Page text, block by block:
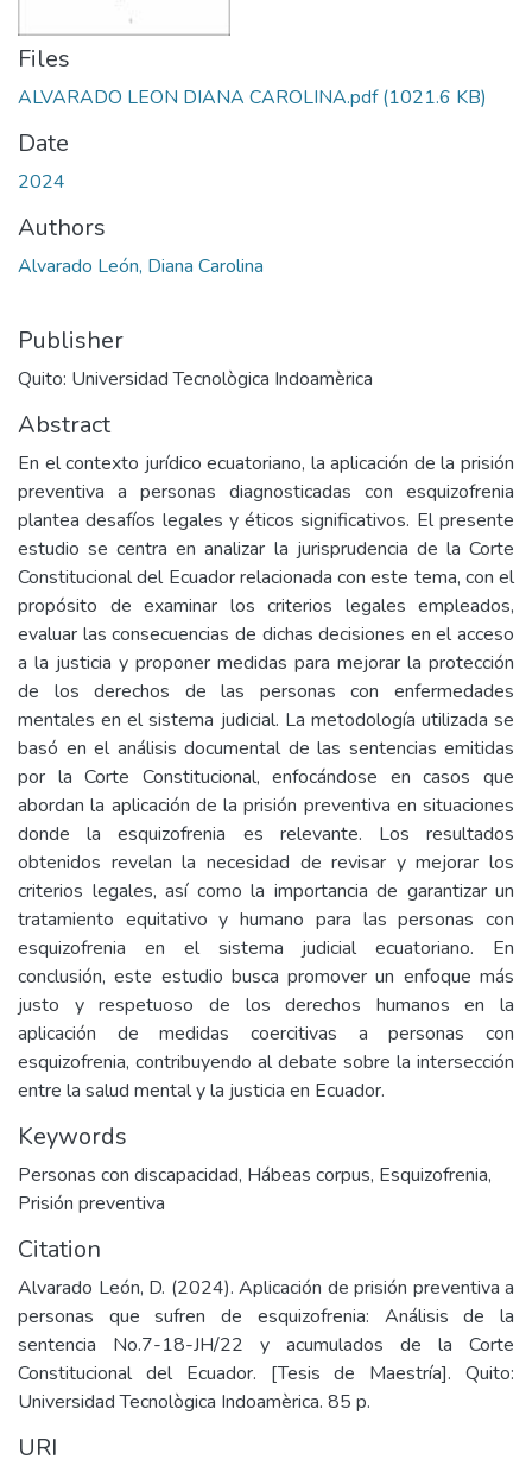
Files
ALVARADO LEON DIANA CAROLINA.pdf(1021.6 KB)
Date
2024
Authors
Alvarado León, Diana Carolina
Publisher
Quito: Universidad Tecnològica Indoamèrica
Abstract
En el contexto jurídico ecuatoriano, la aplicación de la prisión
preventiva a personas diagnosticadas con esquizofrenia
plantea desafíos legales y éticos significativos. El presente
estudio se centra en analizar la jurisprudencia de la Corte
Constitucional del Ecuador relacionada con este tema, con el
propósito de examinar los criterios legales empleados,
evaluar las consecuencias de dichas decisiones en el acceso
a la justicia y proponer medidas para mejorar la protección
de los derechos de las personas con enfermedades
mentales en el sistema judicial. La metodología utilizada se
basó en el análisis documental de las sentencias emitidas
por la Corte Constitucional, enfocándose en casos que
abordan la aplicación de la prisión preventiva en situaciones
donde la esquizofrenia es relevante. Los resultados
obtenidos revelan la necesidad de revisar y mejorar los
criterios legales, así como la importancia de garantizar un
tratamiento equitativo y humano para las personas con
esquizofrenia en el sistema judicial ecuatoriano. En
conclusión, este estudio busca promover un enfoque más
justo y respetuoso de los derechos humanos en la
aplicación de medidas coercitivas a personas con
esquizofrenia, contribuyendo al debate sobre la intersección
entre la salud mental y la justicia en Ecuador.
Keywords
Personas con discapacidad, Hábeas corpus, Esquizofrenia,
Prisión preventiva
Citation
Alvarado León, D. (2024). Aplicación de prisión preventiva a
personas que sufren de esquizofrenia: Análisis de la
sentencia No.7-18-JH/22 y acumulados de la Corte
Constitucional del Ecuador. [Tesis de Maestría]. Quito:
Universidad Tecnològica Indoamèrica. 85 p.
URI